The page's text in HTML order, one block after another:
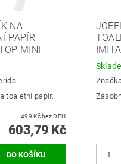
NA
PAPÍR
MINI
toaletní papír.
499 Kč bez DPH
603,79 Kč